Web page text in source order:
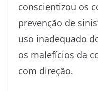
conscientizou os
prevenção de
uso inadequado
os malefícios da
com direção.